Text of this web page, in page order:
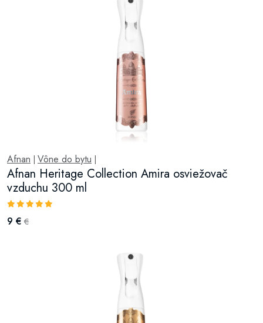
Afnan Vône do bytu
Afnan Heritage Collection Amira osviežovač
vzduchu 300 ml
9 € €